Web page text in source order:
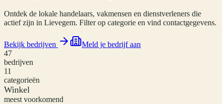
Ontdek de lokale handelaars, vakmensen en dienstverleners die
actief zijn in Lievegem. Filter op categorie en vind contactgegevens.
Bekijk bedrijven
Meld je bedrijf aan
47
bedrijven
11
categorieën
Winkel
meest voorkomend